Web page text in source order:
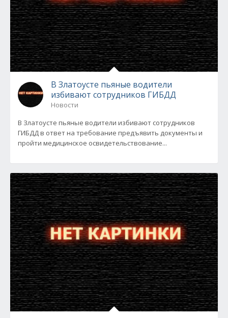
В Златоусте пьяные водители
избивают сотрудников ГИБДД
Новости
В Златоусте пьяные водители избивают сотрудников
ГИБДД в ответ на требование предъявить документы и
пройти медицинское освидетельствование...